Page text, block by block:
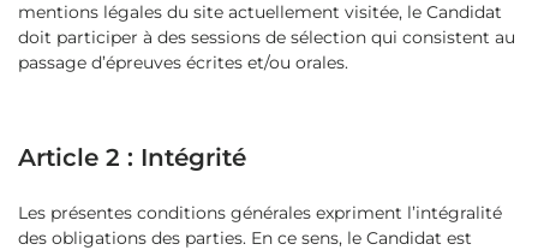
mentions légales du site actuellement visitée, le Candidat
doit participer à des sessions de sélection qui consistent au
passage d’épreuves écrites et/ou orales.
Article 2 : Intégrité
Les présentes conditions générales expriment l’intégralité
des obligations des parties. En ce sens, le Candidat est